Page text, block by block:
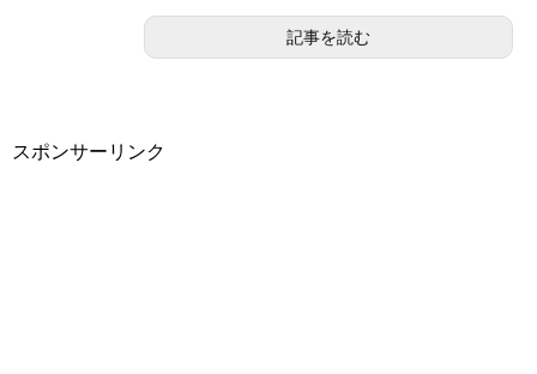
記事を読む
スポンサーリンク